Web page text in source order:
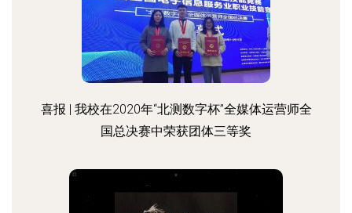
喜报 | 我校在2020年“北测数字杯”全媒体运营师全
国总决赛中荣获团体三等奖